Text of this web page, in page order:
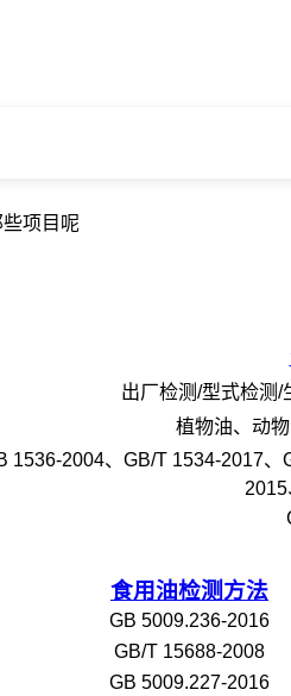
项目呢
出厂检测/型式检测
植物油、动
1536-2004、GB/T 1534-2017
食用油检测方法
GB 5009.236-2016
GB/T 15688-2008
GB 5009.227-2016